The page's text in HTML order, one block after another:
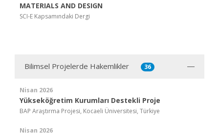
MATERIALS AND DESIGN
SCI-E Kapsamındaki Dergi
Bilimsel Projelerde Hakemlikler 36
Nisan 2026
Yükseköğretim Kurumları Destekli Proje
BAP Araştırma Projesi, Kocaeli Üniversitesi, Türkiye
Nisan 2026